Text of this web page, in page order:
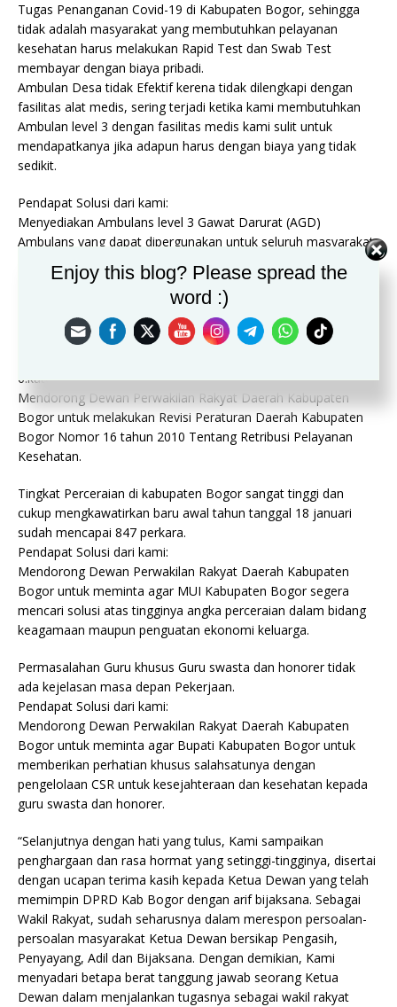
Tugas Penanganan Covid-19 di Kabupaten Bogor, sehingga
tidak adalah masyarakat yang membutuhkan pelayanan
kesehatan harus melakukan Rapid Test dan Swab Test
membayar dengan biaya pribadi.
Ambulan Desa tidak Efektif kerena tidak dilengkapi dengan
fasilitas alat medis, sering terjadi ketika kami membutuhkan
Ambulan level 3 dengan fasilitas medis kami sulit untuk
mendapatkanya jika adapun harus dengan biaya yang tidak
sedikit.
Pendapat Solusi dari kami:
Menyediakan Ambulans level 3 Gawat Darurat (AGD)
Ambulans yang dapat dipergunakan untuk seluruh masyarakat
kabupaten Bogor yang membutuhkan Ambulans secara gratis.
Ambulan ICU yang memiliki fasilitas medis 1.monitor
3. Defibrator
4. Alat Kejut Jantung
6.kateter
Mendorong Dewan Perwakilan Rakyat Daerah Kabupaten
Bogor untuk melakukan Revisi Peraturan Daerah Kabupaten
Bogor Nomor 16 tahun 2010 Tentang Retribusi Pelayanan
Kesehatan.
Tingkat Perceraian di kabupaten Bogor sangat tinggi dan
cukup mengkawatirkan baru awal tahun tanggal 18 januari
sudah mencapai 847 perkara.
Pendapat Solusi dari kami:
Mendorong Dewan Perwakilan Rakyat Daerah Kabupaten
Bogor untuk meminta agar MUI Kabupaten Bogor segera
mencari solusi atas tingginya angka perceraian dalam bidang
keagamaan maupun penguatan ekonomi keluarga.
Permasalahan Guru khusus Guru swasta dan honorer tidak
ada kejelasan masa depan Pekerjaan.
Pendapat Solusi dari kami:
Mendorong Dewan Perwakilan Rakyat Daerah Kabupaten
Bogor untuk meminta agar Bupati Kabupaten Bogor untuk
memberikan perhatian khusus salahsatunya dengan
pengelolaan CSR untuk kesejahteraan dan kesehatan kepada
guru swasta dan honorer.
“Selanjutnya dengan hati yang tulus, Kami sampaikan
penghargaan dan rasa hormat yang setinggi-tingginya, disertai
dengan ucapan terima kasih kepada Ketua Dewan yang telah
memimpin DPRD Kab Bogor dengan arif bijaksana. Sebagai
Wakil Rakyat, sudah seharusnya dalam merespon persoalan-
persoalan masyarakat Ketua Dewan bersikap Pengasih,
Penyayang, Adil dan Bijaksana. Dengan demikian, Kami
menyadari betapa berat tanggung jawab seorang Ketua
Dewan dalam menjalankan tugasnya sebagai wakil rakyat
Enjoy this blog? Please spread the
word :)